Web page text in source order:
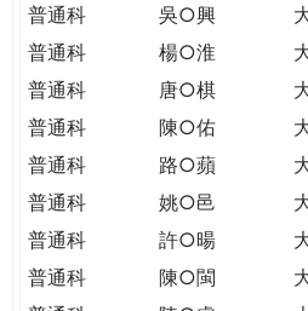
普通科
吳○興
普通科
楊○淮
普通科
唐○棋
普通科
陳○佑
普通科
路○蘋
普通科
姚○邑
普通科
許○暘
普通科
陳○閩